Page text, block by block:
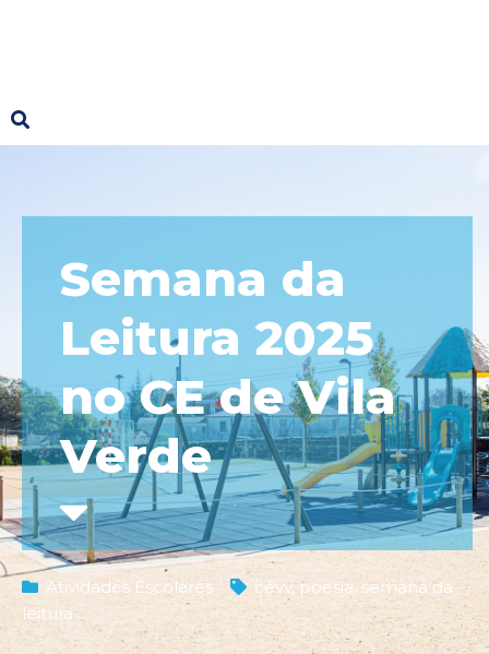
Semana da
Leitura 2025
no CE de Vila
Verde
Atividades Escolares cevv, poesia, semana da
leitura